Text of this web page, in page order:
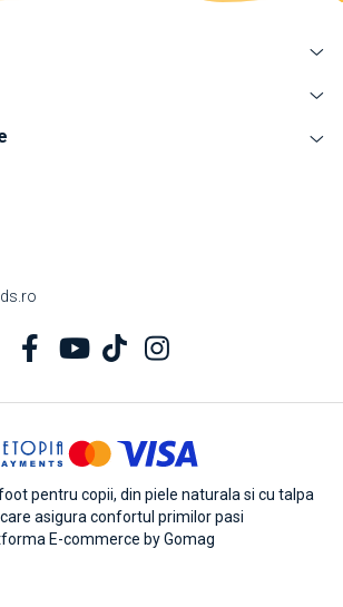
pentru copii, din piele naturala si cu talpa
asigura confortul primilor pasi
E-commerce by Gomag